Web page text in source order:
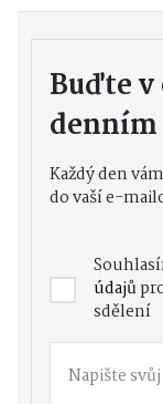
Buďte v
Každý den
do vaší e-
údajů
sdělení